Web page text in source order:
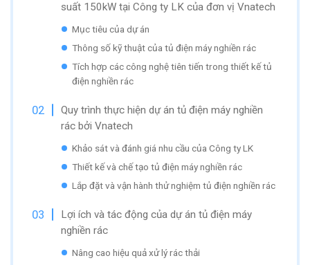
suất 150kW tại Công ty LK của đơn vị Vnatech
Mục tiêu của dự án
Thông số kỹ thuật của tủ điện máy nghiền rác
Tích hợp các công nghệ tiên tiến trong thiết kế tủ
điện nghiền rác
Quy trình thực hiện dự án tủ điện máy nghiền
rác bởi Vnatech
Khảo sát và đánh giá nhu cầu của Công ty LK
Thiết kế và chế tạo tủ điện máy nghiền rác
Lắp đặt và vận hành thử nghiệm tủ điện nghiền rác
Lợi ích và tác động của dự án tủ điện máy
nghiền rác
Nâng cao hiệu quả xử lý rác thải